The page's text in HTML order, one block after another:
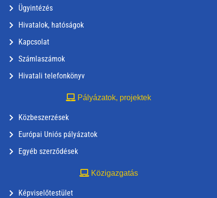
Ügyintézés
Hivatalok, hatóságok
Kapcsolat
Számlaszámok
Hivatali telefonkönyv
Pályázatok, projektek
Közbeszerzések
Európai Uniós pályázatok
Egyéb szerződések
Közigazgatás
Képviselőtestület